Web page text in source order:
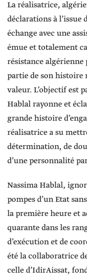
La réalisatrice,
déclarations à l’issue
échange avec une
émue et totalement
résistance
partie de son
valeur. L’objectif est
Hablal rayonne et
grande histoire
réalisatrice a su
détermination, de
d’une personnalité
Nassima Hablal,
pompes d’un Etat
la première heure et
quarante dans les
d’exécution et de
été la collaboratrice
celle d’IdirAissat,